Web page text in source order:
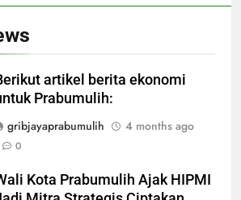
artikel berita ekonomi
Prabumulih:
gribjayaprabumulih
4 months ago
0
Kota Prabumulih Ajak HIPMI